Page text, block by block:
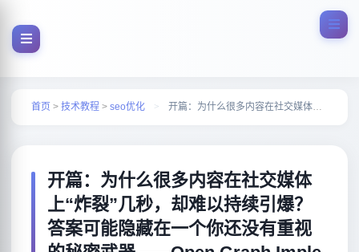
首页 > 技术教程 > seo优化 > 开篇：为什么很多内容在社交媒体上“炸裂”几秒，却难以持续引爆？答案可能隐藏在一个你还没有重视的秘密武器——Open Graph Implementation。它
开篇：为什么很多内容在社交媒体
上“炸裂”几秒，却难以持续引爆？
答案可能隐藏在一个你还没有重视